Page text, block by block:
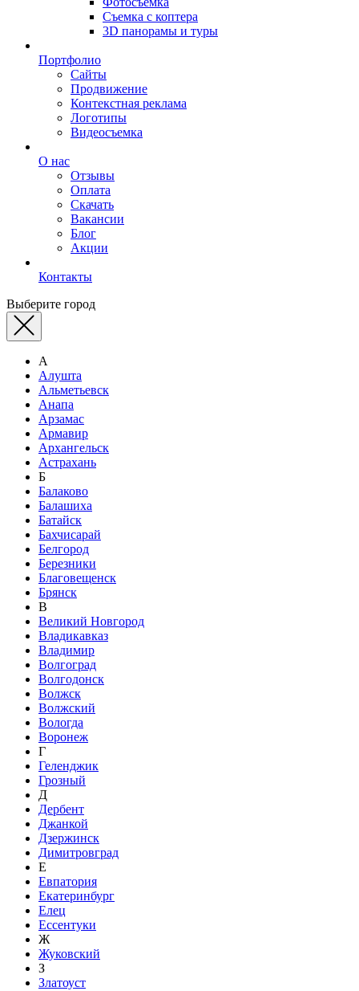
Съемка с коптера
3D панорамы и туры
Портфолио
Сайты
Продвижение
Контекстная реклама
Логотипы
Видеосъемка
О нас
Отзывы
Оплата
Скачать
Вакансии
Блог
Акции
Контакты
Выберите город
А
Алушта
Альметьевск
Анапа
Арзамас
Армавир
Архангельск
Астрахань
Б
Балаково
Балашиха
Батайск
Бахчисарай
Белгород
Березники
Благовещенск
Брянск
В
Великий Новгород
Владикавказ
Владимир
Волгоград
Волгодонск
Волжск
Волжский
Вологда
Воронеж
Г
Геленджик
Грозный
Д
Дербент
Джанкой
Дзержинск
Димитровград
Е
Евпатория
Екатеринбург
Елец
Ессентуки
Ж
Жуковский
З
Златоуст